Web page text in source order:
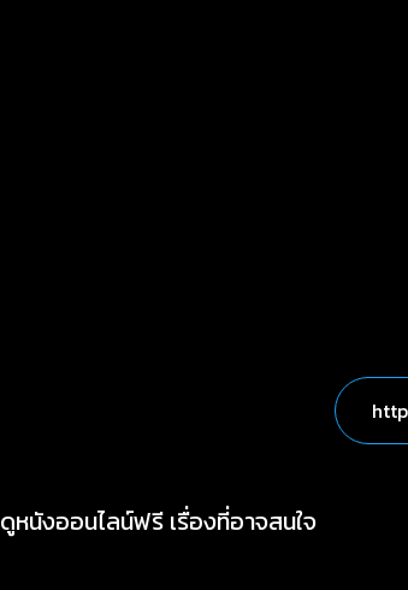
ดูหนังออนไลน์ฟรี เรื่องที่อาจสนใจ